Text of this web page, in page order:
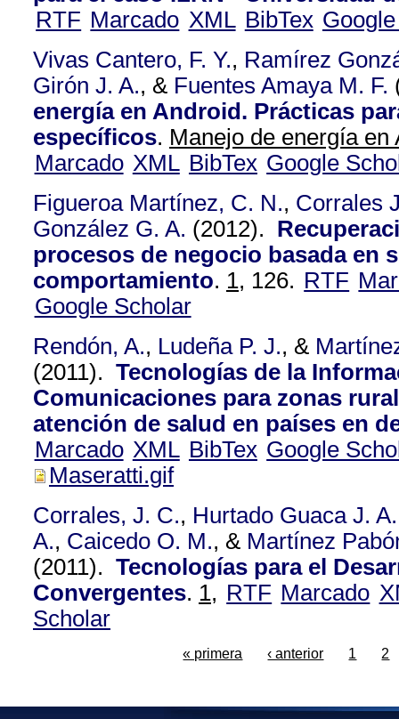
RTF Marcado XML BibTex
Vivas Cantero, F. Y., Ramírez
Girón J. A., & Fuentes Amaya M. F.
energía en Android. Prácticas
específicos. Manejo de energía
Marcado XML BibTex Google
Figueroa Martínez, C. N., Corrales
González G. A. (2012).
procesos de negocio basada en
comportamiento. 1, 126. RTF
Google Scholar
Rendón, A., Ludeña P. J., &
(2011). Tecnologías de la
Comunicaciones para zonas
atención de salud en países en
Marcado XML BibTex Google
Maseratti.gif
Corrales, J. C., Hurtado Guaca J. A.
A., Caicedo O. M., & Martínez
(2011). Tecnologías para el
Convergentes. 1, RTF Marcado
Scholar
« primera ‹ anterior 1 2